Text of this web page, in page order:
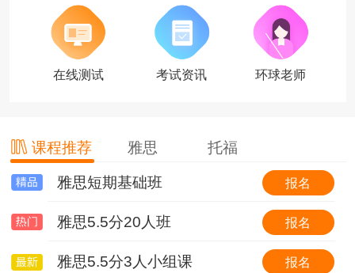
在线测试 考试资讯 环球老师
课程推荐 雅思 托福
雅思短期基础班 报名
雅思5.5分20人班 报名
雅思5.5分3人小组课 报名
托福基础班 报名
托福基础班（套班） 报名
0起点冲30分VIP6人班 报名
环球国际游学简介 报名
报名
报名